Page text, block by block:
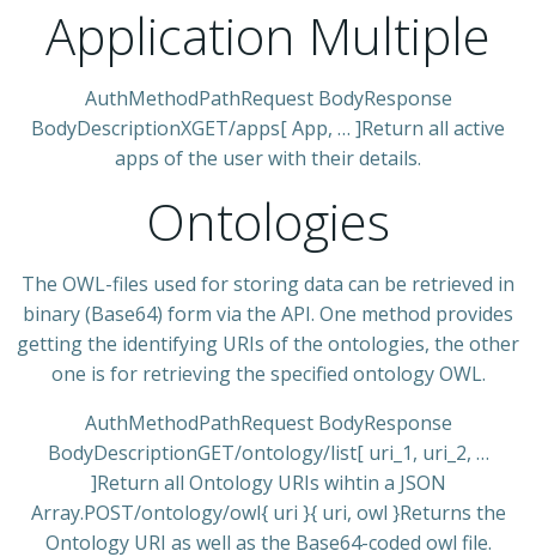
Application Multiple
AuthMethodPathRequest BodyResponse
BodyDescriptionXGET/apps[ App, … ]Return all active
apps of the user with their details.
Ontologies
The OWL-files used for storing data can be retrieved in
binary (Base64) form via the API. One method provides
getting the identifying URIs of the ontologies, the other
one is for retrieving the specified ontology OWL.
AuthMethodPathRequest BodyResponse
BodyDescriptionGET/ontology/list[ uri_1, uri_2, …
]Return all Ontology URIs wihtin a JSON
Array.POST/ontology/owl{ uri }{ uri, owl }Returns the
Ontology URI as well as the Base64-coded owl file.